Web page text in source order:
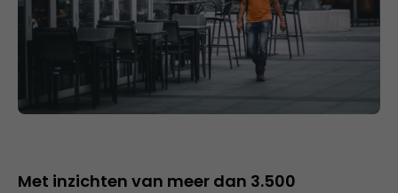
Met inzichten van meer dan 3.500